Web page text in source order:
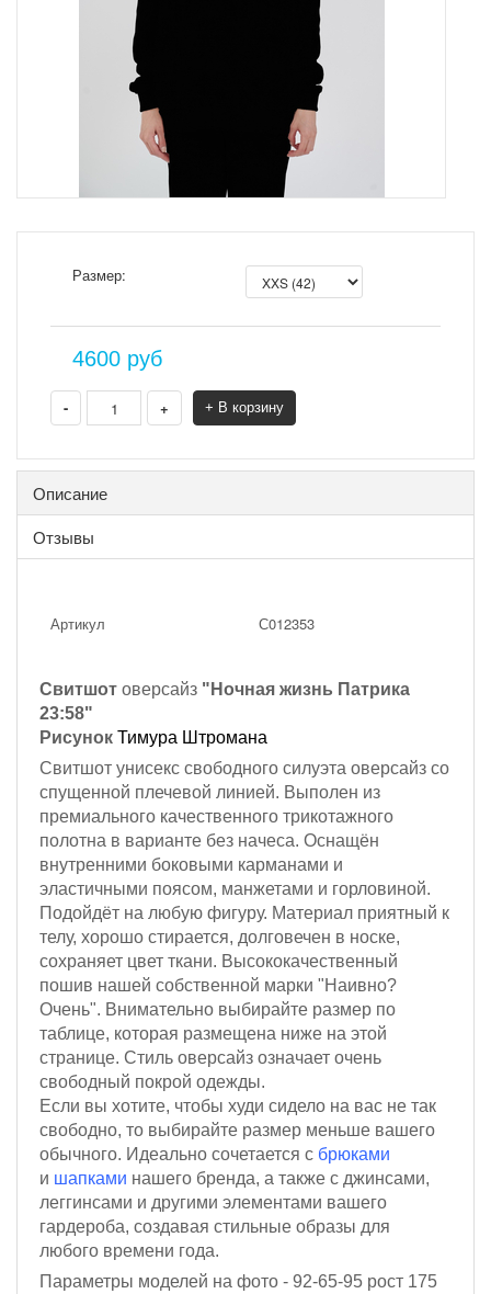
Размер:
4600 руб
- + + В корзину
Описание
Отзывы
Артикул С012353
Свитшот оверсайз "Ночная жизнь Патрика
23:58"
Рисунок Тимура Штромана
Свитшот унисекс свободного силуэта оверсайз со
спущенной плечевой линией. Выполен из
премиального качественного трикотажного
полотна в варианте без начеса. Оснащён
внутренними боковыми карманами и
эластичными поясом, манжетами и горловиной.
Подойдёт на любую фигуру. Материал приятный к
телу, хорошо стирается, долговечен в носке,
сохраняет цвет ткани. Высококачественный
пошив нашей собственной марки "Наивно?
Очень". Внимательно выбирайте размер по
таблице, которая размещена ниже на этой
странице. Стиль оверсайз означает очень
свободный покрой одежды.
Если вы хотите, чтобы худи сидело на вас не так
свободно, то выбирайте размер меньше вашего
обычного. Идеально сочетается с брюками
и шапками нашего бренда, а также с джинсами,
леггинсами и другими элементами вашего
гардероба, создавая стильные образы для
любого времени года.
Параметры моделей на фото - 92-65-95 рост 175